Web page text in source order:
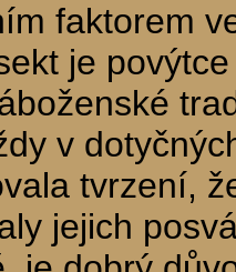
faktorem
je
v
tvrzení,
jejich